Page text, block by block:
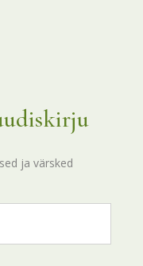
ja värsked